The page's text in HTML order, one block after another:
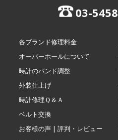
03-
各ブランド修理料金
オーバーホールについて
時計のバンド調整
外装仕上げ
時計修理Ｑ＆Ａ
ベルト交換
お客様の声 | 評判・レビュー